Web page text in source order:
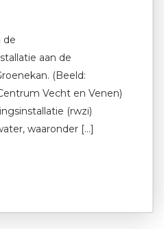
de
aan de
(Beeld:
Vecht en Venen)
(rwzi)
waaronder […]